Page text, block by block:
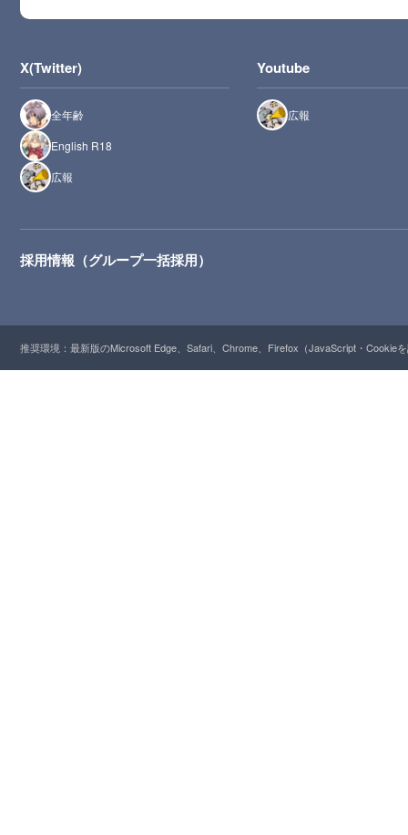
X(Twitter)
全年齢
English R18
広報
Youtube
広報
採用情報（グループ一括採用）
推奨環境：最新版のMicrosoft Edge、Safari、Chrome、Firefox（JavaScript・Cookie